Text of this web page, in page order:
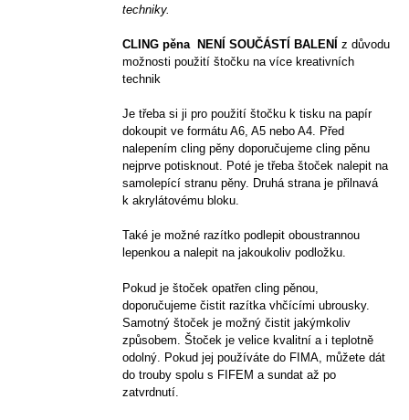
techniky.
CLING pěna NENÍ SOUČÁSTÍ BALENÍ
z důvodu
možnosti použití štočku na více kreativních
technik
Je třeba si ji pro použití štočku k tisku na papír
dokoupit ve formátu A6, A5 nebo A4. Před
nalepením cling pěny doporučujeme cling pěnu
nejprve potisknout. Poté je třeba štoček nalepit na
samolepící stranu pěny. Druhá strana je přilnavá
k akrylátovému bloku.
Také je možné razítko podlepit oboustrannou
lepenkou a nalepit na jakoukoliv podložku.
Pokud je štoček opatřen cling pěnou,
doporučujeme čistit razítka vhčícími ubrousky.
Samotný štoček je možný čistit jakýmkoliv
způsobem. Štoček je velice kvalitní a i teplotně
odolný. Pokud jej používáte do FIMA, můžete dát
do trouby spolu s FIFEM a sundat až po
zatvrdnutí.